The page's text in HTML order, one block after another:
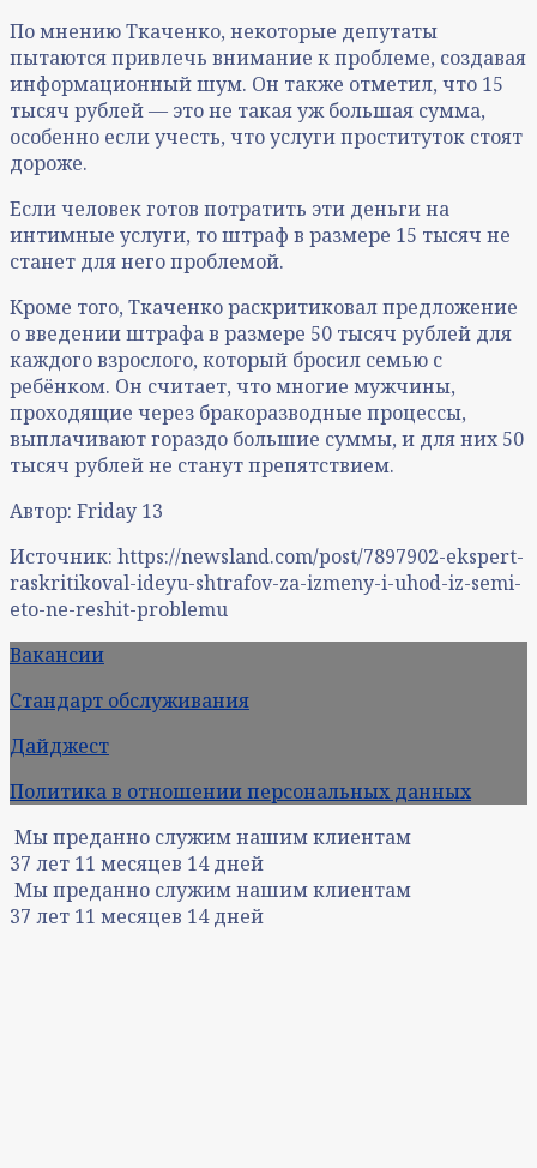
По мнению Ткаченко, некоторые депутаты
пытаются привлечь внимание к проблеме, создавая
информационный шум. Он также отметил, что 15
тысяч рублей — это не такая уж большая сумма,
особенно если учесть, что услуги проституток стоят
дороже.
Если человек готов потратить эти деньги на
интимные услуги, то штраф в размере 15 тысяч не
станет для него проблемой.
Кроме того, Ткаченко раскритиковал предложение
о введении штрафа в размере 50 тысяч рублей для
каждого взрослого, который бросил семью с
ребёнком. Он считает, что многие мужчины,
проходящие через бракоразводные процессы,
выплачивают гораздо большие суммы, и для них 50
тысяч рублей не станут препятствием.
Автор: Friday 13
Источник: https://newsland.com/post/7897902-ekspert-
raskritikoval-ideyu-shtrafov-za-izmeny-i-uhod-iz-semi-
eto-ne-reshit-problemu
Вакансии
Стандарт обслуживания
Дайджест
Политика в отношении персональных данных
Мы преданно служим нашим клиентам
37 лет 11 месяцев 14дней
Мы преданно служим нашим клиентам
37 лет 11 месяцев 14дней